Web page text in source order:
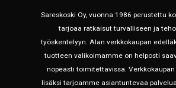
Sareskoski Oy, vuonna 1986 perustettu
tarjoaa ratkaisut turvalliseen ja
työskentelyyn. Alan verkkokaupan
tuotteen valikoimamme on helposti
nopeasti toimitettavissa.
lisäksi tarjoamme asiantuntevaa